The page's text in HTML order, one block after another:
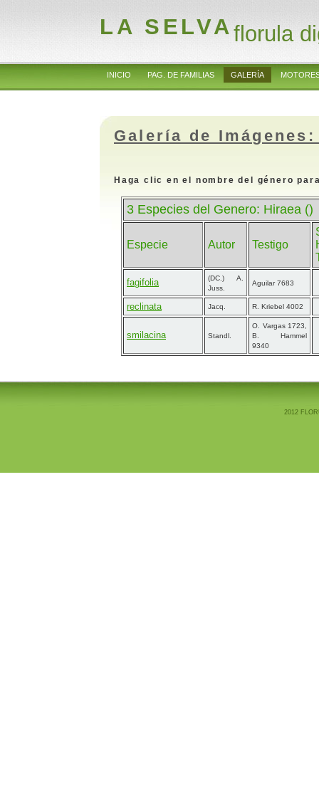
LA SELVAflorula
INICIO PAG. DE FAMILIAS GALERÍA
Galería de
Haga clic en el nombre del género
3 Especies del Genero: Hiraea ()
Especie Autor Testigo
fagifolia
(DC.) A.
Juss.
Aguilar 7683
reclinata Jacq. R. Kriebel 4002
smilacina Standl.
O. Vargas 1723,
B. Hammel
9340
2012